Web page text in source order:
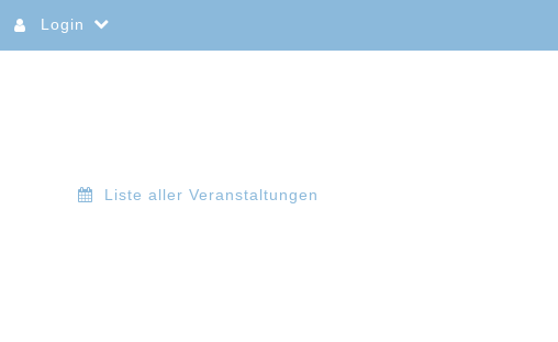
Login
Liste aller Veranstaltungen